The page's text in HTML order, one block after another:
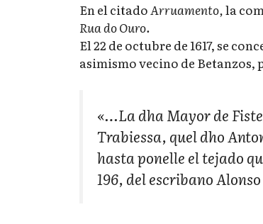
En el citadoArruamento,la
Rua do Ouro.
El 22 de octubre de 1617, se
asimismo vecino de Betanzos,
«…La dha Mayor de
Trabiessa, quel dho
hasta ponelle el tejado
196, del escribano